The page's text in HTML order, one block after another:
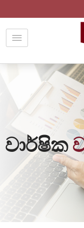
වාර්ෂික